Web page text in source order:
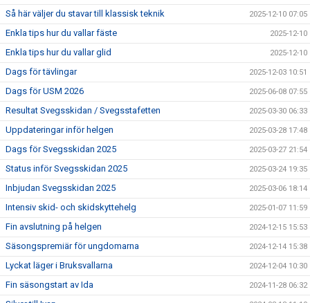
Så här väljer du stavar till klassisk teknik 2025-12-10 07:05
Enkla tips hur du vallar fäste 2025-12-10
Enkla tips hur du vallar glid 2025-12-10
Dags för tävlingar 2025-12-03 10:51
Dags för USM 2026 2025-06-08 07:55
Resultat Svegsskidan / Svegsstafetten 2025-03-30 06:33
Uppdateringar inför helgen 2025-03-28 17:48
Dags för Svegsskidan 2025 2025-03-27 21:54
Status inför Svegsskidan 2025 2025-03-24 19:35
Inbjudan Svegsskidan 2025 2025-03-06 18:14
Intensiv skid- och skidskyttehelg 2025-01-07 11:59
Fin avslutning på helgen 2024-12-15 15:53
Säsongspremiär för ungdomarna 2024-12-14 15:38
Lyckat läger i Bruksvallarna 2024-12-04 10:30
Fin säsongstart av Ida 2024-11-28 06:32